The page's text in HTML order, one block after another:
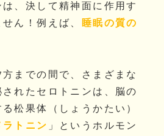
、決して精神面に作用す
ん！例えば、
睡眠の質の
までの間で、さまざまな
れたセロトニンは、脳の
松果体（しょうかたい）
ラトニン 」というホルモン